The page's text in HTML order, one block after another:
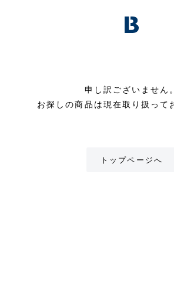
申し訳ございません。
お探しの商品は現在取り扱って
トップページへ